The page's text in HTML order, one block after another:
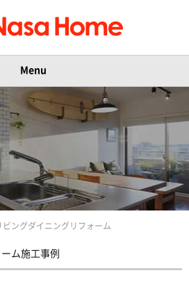
Menu
ビングダイニングリフォーム
ム施工事例